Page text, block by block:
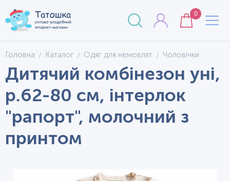
0
Головна Каталог Одяг для немовлят Чоловічки
Дитячий комбінезон уні,
р.62-80 см, інтерлок
"рапорт", молочний з
принтом